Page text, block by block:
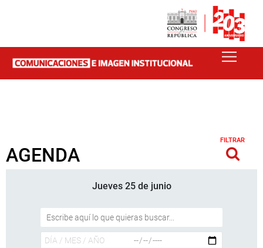
AGENDA
FILTRAR
Jueves 25 de junio